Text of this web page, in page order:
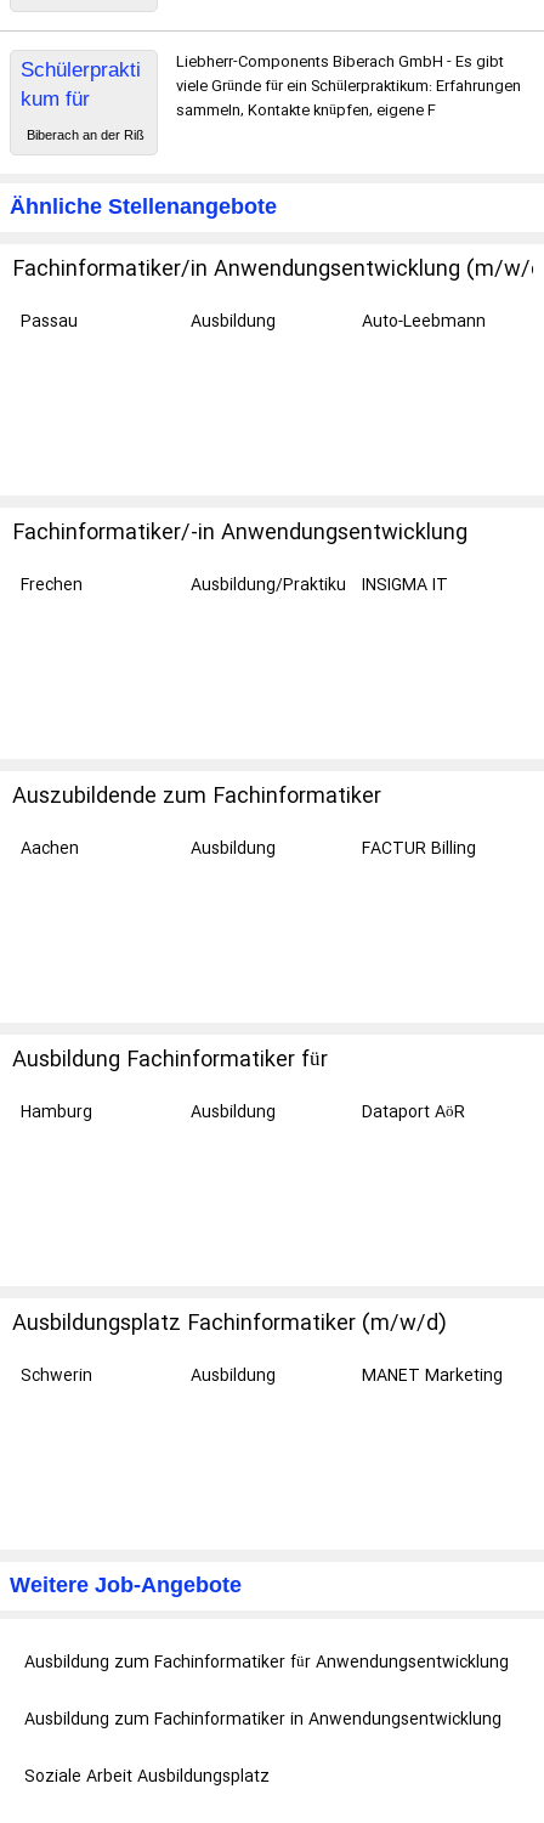
Schülerprakti
kum für
technische
und
e Berufe
Biberach an der Riß
Liebherr-Components Biberach GmbH - Es gibt
viele Gründe für ein Schülerpraktikum: Erfahrungen
sammeln, Kontakte knüpfen, eigene F
Ähnliche Stellenangebote
Fachinformatiker/in Anwendungsentwicklung (m/w/
Passau Ausbildung
Auto-Leebmann
Fachinformatiker/-in Anwendungsentwicklung
Frechen
Ausbildung/Praktiku
INSIGMA IT
Auszubildende zum Fachinformatiker
Aachen Ausbildung
FACTUR Billing
Ausbildung Fachinformatiker für
Hamburg Ausbildung Dataport AöR
Ausbildungsplatz Fachinformatiker (m/w/d)
Schwerin Ausbildung
MANET Marketing
Weitere Job-Angebote
Ausbildung zum Fachinformatiker für Anwendungsentwicklung
Ausbildung zum Fachinformatiker in Anwendungsentwicklung
Soziale Arbeit Ausbildungsplatz